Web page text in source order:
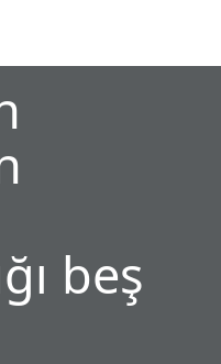
beş